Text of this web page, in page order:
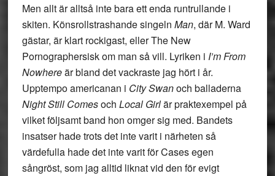
Men allt är alltså inte bara ett enda runtrullande i
skiten. Könsrollstrashande singeln Man, där M. Ward
gästar, är klart rockigast, eller The New
Pornographersisk om man så vill. Lyriken i I’m From
Nowhereär bland det vackraste jag hört i år.
Upptempo americanan i City Swanoch balladerna
Night Still Comesoch Local Girlär praktexempel på
vilket följsamt band hon omger sig med. Bandets
insatser hade trots det inte varit i närheten så
värdefulla hade det inte varit för Cases egen
sångröst, som jag alltid liknat vid den för evigt